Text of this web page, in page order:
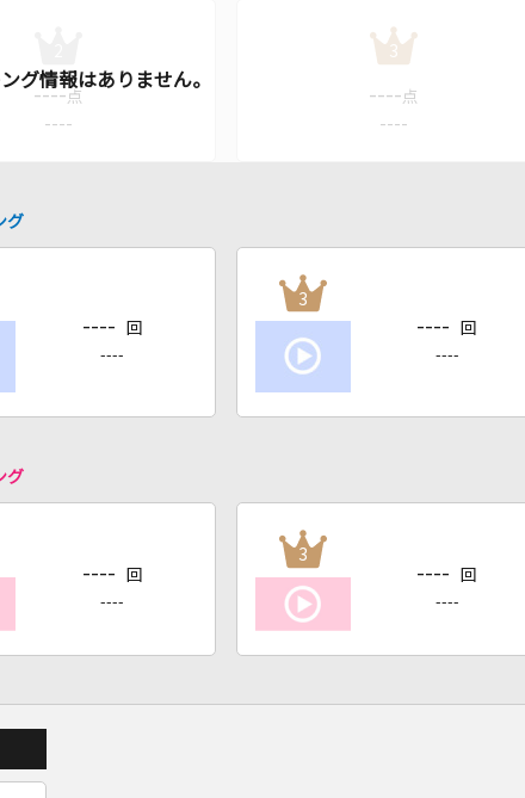
---- 点
----
3
---- 点
----
グ
---- 回
----
3
---- 回
----
グ
---- 回
----
3
---- 回
----